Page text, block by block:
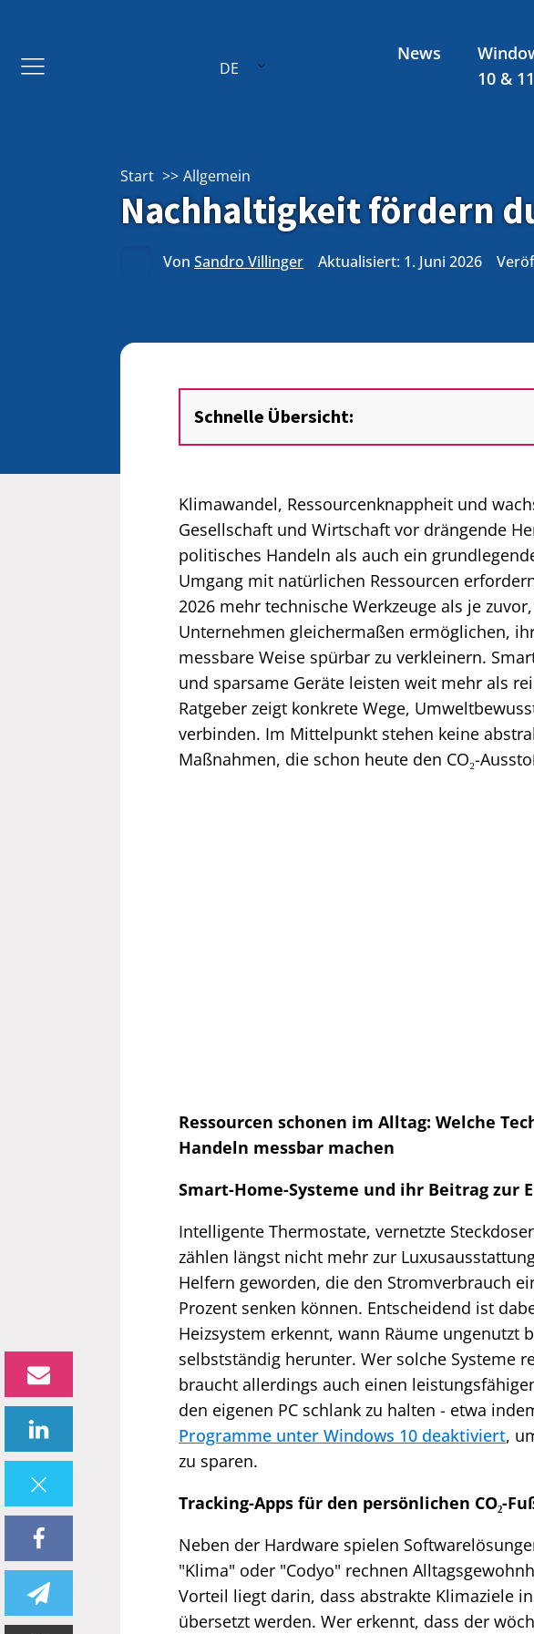
DE
News
10 & 11
Start Allgemein
Nachhaltigkeit fördern
Von Sandro Villinger Aktualisiert: 1. Juni 2026
Schnelle Übersicht:
Klimawandel, Ressourcenknappheit und
Gesellschaft und Wirtschaft vor drängende
politisches Handeln als auch ein
Umgang mit natürlichen Ressourcen
2026 mehr technische Werkzeuge als je
Unternehmen gleichermaßen ermöglichen,
messbare Weise spürbar zu verkleinern.
und sparsame Geräte leisten weit mehr als
Ratgeber zeigt konkrete Wege,
verbinden. Im Mittelpunkt stehen keine
Maßnahmen, die schon heute den CO₂-
Ressourcen schonen im Alltag: Welche
Handeln messbar machen
Smart-Home-Systeme und ihr Beitrag zur
Intelligente Thermostate, vernetzte
zählen längst nicht mehr zur
Helfern geworden, die den Stromverbrauch
Prozent senken können. Entscheidend ist
Heizsystem erkennt, wann Räume ungenutzt
selbstständig herunter. Wer solche Systeme
braucht allerdings auch einen
den eigenen PC schlank zu halten - etwa
Programme unter Windows 10 deaktiviert,
zu sparen.
Tracking-Apps für den persönlichen CO₂-
Neben der Hardware spielen
"Klima" oder "Codyo" rechnen
Vorteil liegt darin, dass abstrakte Klimaziele
übersetzt werden. Wer erkennt, dass der